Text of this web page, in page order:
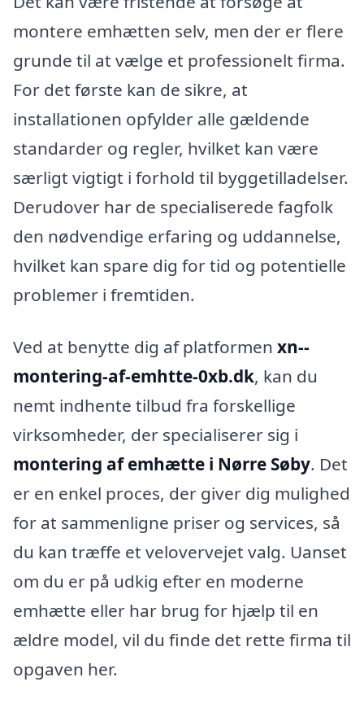
montere emhætten selv, men der er flere
grunde til at vælge et professionelt firma.
For det første kan de sikre, at
installationen opfylder alle gældende
standarder og regler, hvilket kan være
særligt vigtigt i forhold til byggetilladelser.
Derudover har de specialiserede fagfolk
den nødvendige erfaring og uddannelse,
hvilket kan spare dig for tid og potentielle
problemer i fremtiden.
Ved at benytte dig af platformen xn--
montering-af-emhtte-0xb.dk, kan du
nemt indhente tilbud fra forskellige
virksomheder, der specialiserer sig i
montering af emhætte i Nørre Søby. Det
er en enkel proces, der giver dig mulighed
for at sammenligne priser og services, så
du kan træffe et velovervejet valg. Uanset
om du er på udkig efter en moderne
emhætte eller har brug for hjælp til en
ældre model, vil du finde det rette firma til
opgaven her.